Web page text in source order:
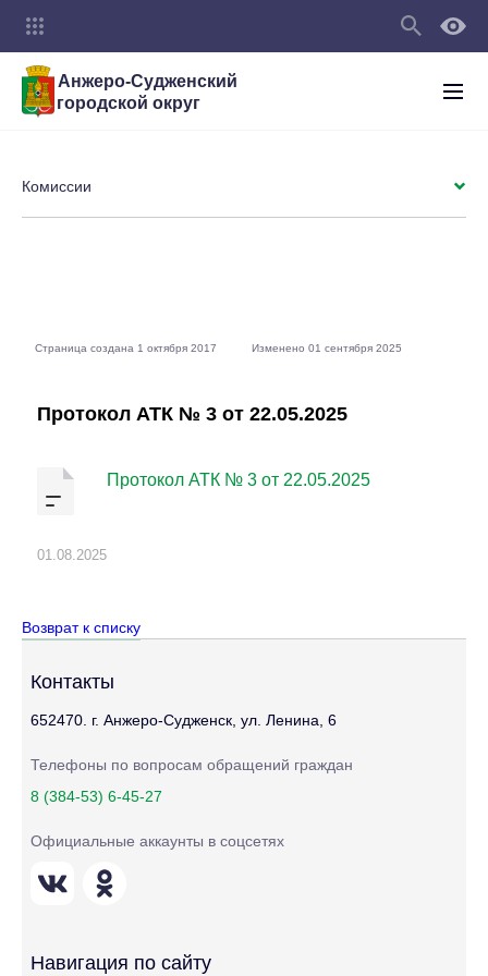
Анжеро-Судженский
городской округ
Протокол АТК № 3 от 22.05.2025
Протокол АТК № 3 от 22.05.2025
01.08.2025
Возврат к списку
Комиссии
Страница создана 1 октября 2017 Изменено 01 сентября 2025
Контакты
652470. г. Анжеро-Судженск, ул. Ленина, 6
Телефоны по вопросам обращений граждан
8 (384-53) 6-45-27
Официальные аккаунты в соцсетях
Навигация по сайту